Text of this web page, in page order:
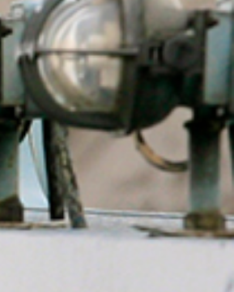
- SCHAUMSTOFFE
dem Vertrieb und der Veredelung
Schaum.
SALZBURG
einer der Bekanntesten Festspiele